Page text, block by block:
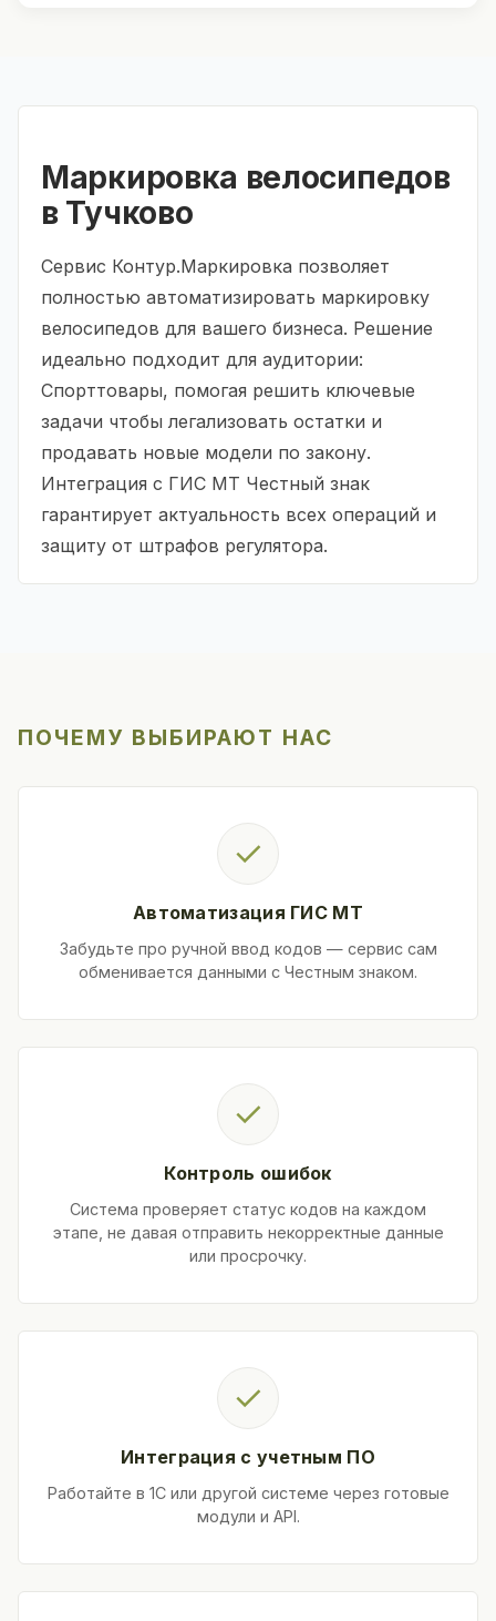
Маркировка велосипедов
в Тучково
Сервис Контур.Маркировка позволяет
полностью автоматизировать маркировку
велосипедов для вашего бизнеса. Решение
идеально подходит для аудитории:
Спорттовары, помогая решить ключевые
задачи чтобы легализовать остатки и
продавать новые модели по закону.
Интеграция с ГИС МТ Честный знак
гарантирует актуальность всех операций и
защиту от штрафов регулятора.
ПОЧЕМУ ВЫБИРАЮТ НАС
✓
Автоматизация ГИС МТ
Забудьте про ручной ввод кодов — сервис сам
обменивается данными с Честным знаком.
✓
Контроль ошибок
Система проверяет статус кодов на каждом
этапе, не давая отправить некорректные данные
или просрочку.
✓
Интеграция с учетным ПО
Работайте в 1С или другой системе через готовые
модули и API.